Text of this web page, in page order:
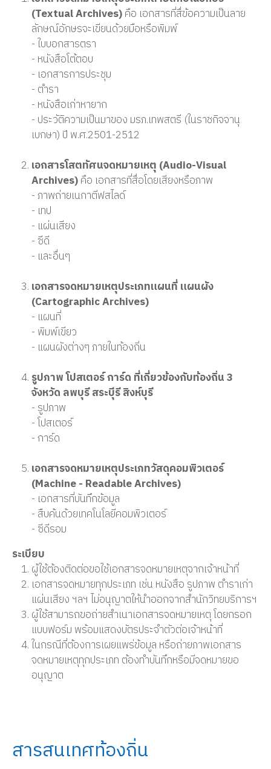
(Textual Archives)คือ เอกสารที่สื่ข้อความเป็นลาย
ลักษณ์อักษรจะเขียนด้วยมือหรือพิมพ์
- ใบบอกสารตรา
- หนังสือโต้ตอบ
- เอกสารการประชุม
- ตำรา
- หนังสือเก่าหายาก
- ประวัติความเป็นมาของ มรภ.เทพสตรี (ในราชกิจจานุ
เบกษา) ปี พ.ศ.2501-2512
เอกสารโสตทัศนจดหมายเหตุ (Audio-Visual
Archives)คือ เอกสารที่สื่่อโดยเสียงหรือภาพ
- ภาพถ่ายเนกาตีฟสไลด์
- เทป
- แผ่นเสียง
- ซีดี
- และอื่นๆ
เอกสารจดหมายเหตุประเภทแผนที่ แผนผัง
(Cartographic Archives)
- แผนที่
- พิมพ์เขียว
- แผนผังต่างๆ ภายในท้องถิ่น
รูปภาพ โปสเตอร์ การ์ด ที่เกี่ยวข้องกับท้องถิ่น 3
จังหวัด ลพบุรี สระบุีรี สิงห์บุรี
- รูปภาพ
- โปสเตอร์
- การ์ด
เอกสารจดหมายเหตุประเภทวัสดุคอมพิวเตอร์
(Machine - Readable Archives)
- เอกสารที่บันทึกข้อมูล
- สืบค้นด้วยเทคโนโลยีคอมพิวเตอร์
- ซีดีรอม
ระเบียบ
ผู้ใช้ต้องติดต่อขอใช้เอกสารจดหมายเหตุจากเจ้าหน้าที่
เอกสารจดหมายทุกประเภท เช่น หนังสือ รูปภาพ ตำราเก่า
แผ่นเสียง ฯลฯ ไม่อนุญาตให้นำออกจากสำนักวิทยบริการฯ
ผู้ใช้สามารถขอถ่ายสำเนาเอกสารจดหมายเหตุ โดยกรอก
แบบฟอร์ม พร้อมแสดงบัตรประจำตัวต่อเจ้าหน้าที่
ในกรณีที่ต้องการเผยแพร่ข้อมูล หรือถ่ายภาพเอกสาร
จดหมายเหตุทุกประเภท ต้องทำบันทึกหรือมีจดหมายขอ
อนุญาต
สารสนเทศท้องถิ่น